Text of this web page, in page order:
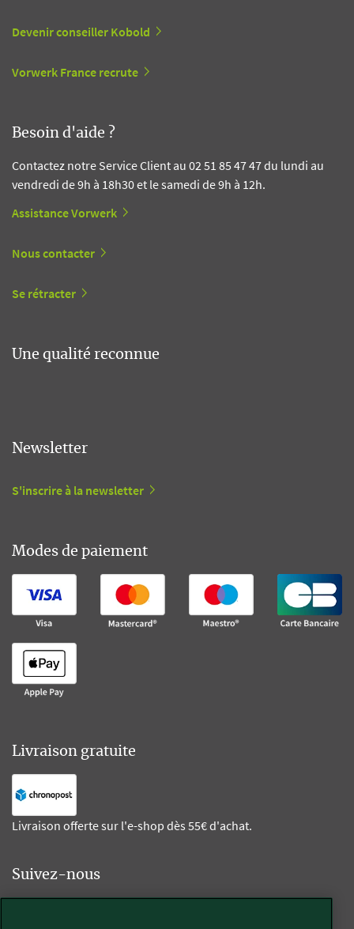
Devenir conseiller Kobold
Vorwerk France recrute
Besoin d'aide ?
Contactez notre Service Client au 02 51 85 47 47 du lundi au
vendredi de 9h à 18h30 et le samedi de 9h à 12h.
Assistance Vorwerk
Nous contacter
Se rétracter
Une qualité reconnue
Newsletter
S'inscrire à la newsletter
Modes de paiement
Livraison gratuite
Livraison offerte sur l'e-shop dès 55€ d'achat.
Suivez-nous